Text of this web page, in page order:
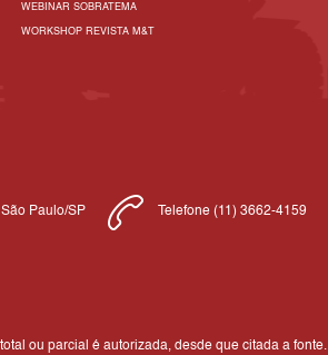
WEBINAR SOBRATEMA
WORKSHOP REVISTA M&T
Paulo/SP Telefone (11) 3662-4159
ou parcial é autorizada, desde que citada a fonte.